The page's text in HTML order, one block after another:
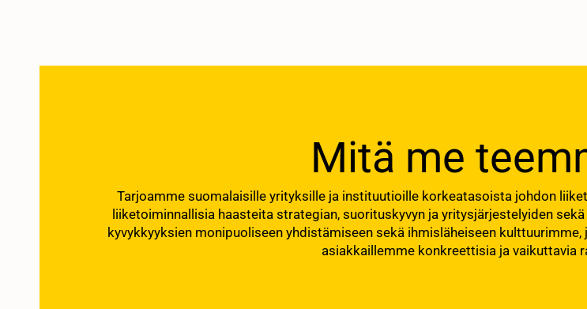
Mitä me
Tarjoamme suomalaisille yrityksille ja instituutioille korkeatasoista johdon
liiketoiminnallisia haasteita strategian, suorituskyvyn ja yritysjärjestelyiden
kyvykkyyksien monipuoliseen yhdistämiseen sekä ihmisläheiseen
asiakkaillemme konkreettisia ja vaikuttavia